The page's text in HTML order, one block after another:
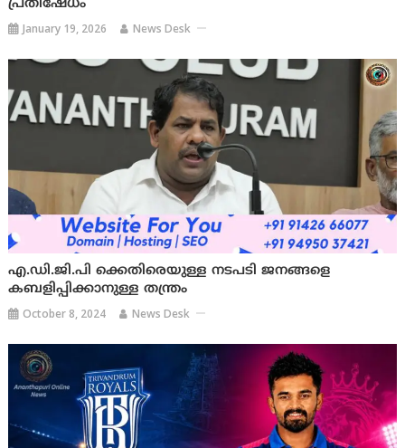
പ്രതിഷേധം
January 19, 2026 News Desk
എ.ഡി.ജി.പി ക്കെതിരെയുള്ള നടപടി ജനങ്ങളെ
കബളിപ്പിക്കാനുള്ള തന്ത്രം
October 8, 2024 News Desk